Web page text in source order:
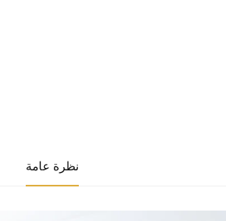
نظرة عامة